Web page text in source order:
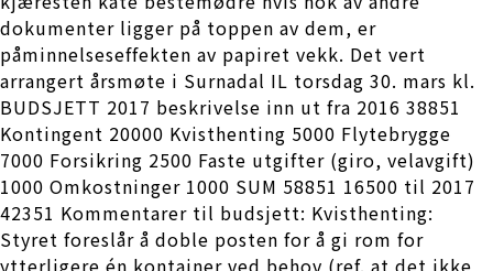
dokumenter ligger på toppen av dem, er
påminnelseseffekten av papiret vekk. Det vert
arrangert årsmøte i Surnadal IL torsdag 30. mars kl.
BUDSJETT 2017 beskrivelse inn ut fra 2016 38851
Kontingent 20000 Kvisthenting 5000 Flytebrygge
7000 Forsikring 2500 Faste utgifter (giro, velavgift)
1000 Omkostninger 1000 SUM 58851 16500 til 2017
42351 Kommentarer til budsjett: Kvisthenting:
Styret foreslår å doble posten for å gi rom for
ytterligere én kontainer ved behov (ref. at det ikke